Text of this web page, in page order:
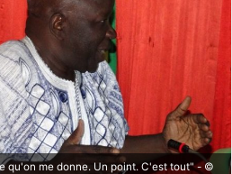
qu'on me donne. Un point. C'est tout" - ©